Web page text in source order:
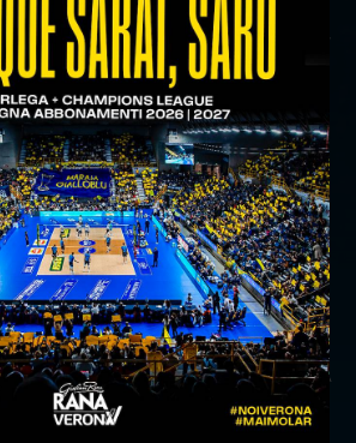
errori, 225 negative, 98 perfette,
56 murati, 324 vincenti,
per set
di superlega dalla 1a alla 5a
analysis: withu verona-vero volley
comunicati stampa